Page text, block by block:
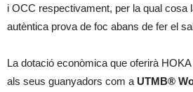
i OCC respectivament, per la qual cosa
autèntica prova de foc abans de fer el
La dotació econòmica que oferirà
als seus guanyadors com a UTMB®